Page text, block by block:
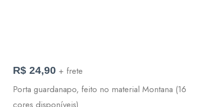
R$ 24,90 + frete
Porta guardanapo, feito no material Montana (16
cores disponíveis)